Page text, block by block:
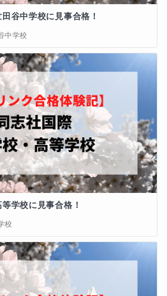
谷中学校に見事合格！
中学校
学校に見事合格！
校